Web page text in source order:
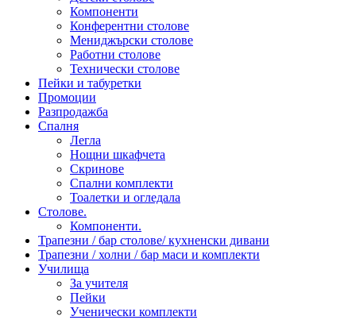
Компоненти
Конферентни столове
Мениджърски столове
Работни столове
Технически столове
Пейки и табуретки
Промоции
Разпродажба
Спалня
Легла
Нощни шкафчета
Скринове
Спални комплекти
Тоалетки и огледала
Столове.
Компоненти.
Трапезни / бар столове/ кухненски дивани
Трапезни / холни / бар маси и комплекти
Училища
За учителя
Пейки
Ученически комплекти